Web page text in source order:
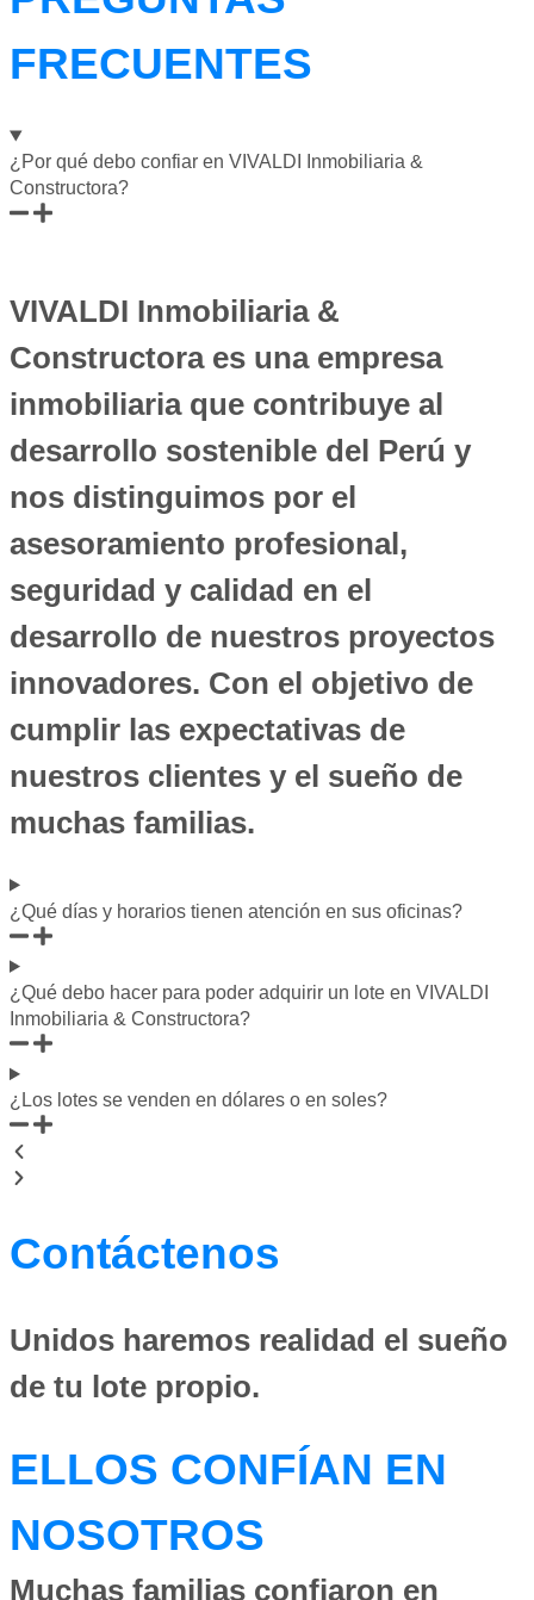
FRECUENTES
¿Por qué debo confiar en VIVALDI Inmobiliaria &
Constructora?
VIVALDI Inmobiliaria &
Constructora es una empresa
inmobiliaria que contribuye al
desarrollo sostenible del Perú y
nos distinguimos por el
asesoramiento profesional,
seguridad y calidad en el
desarrollo de nuestros proyectos
innovadores. Con el objetivo de
cumplir las expectativas de
nuestros clientes y el sueño de
muchas familias.
¿Qué días y horarios tienen atención en sus oficinas?
¿Qué debo hacer para poder adquirir un lote en VIVALDI
Inmobiliaria & Constructora?
¿Los lotes se venden en dólares o en soles?
Contáctenos
Unidos haremos realidad el sueño
de tu lote propio.
ELLOS CONFÍAN EN
NOSOTROS
Muchas familias confiaron en